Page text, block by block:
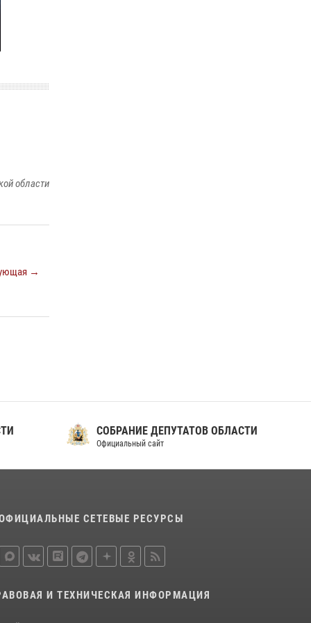
области
→
СОБРАНИЕ ДЕПУТАТОВ ОБЛАСТИ
Официальный сайт
СЕТЕВЫЕ РЕСУРСЫ
И ТЕХНИЧЕСКАЯ ИНФОРМАЦИЯ